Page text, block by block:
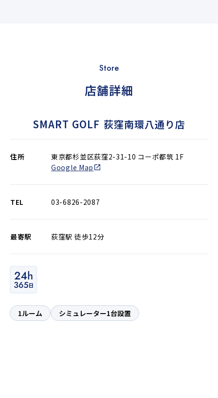
Store
店舗詳細
SMART GOLF 荻窪南環八通り店
住所
東京都杉並区荻窪2-31-10 コーポ都筑 1F
Google Map
TEL 03-6826-2087
最寄駅 荻窪駅 徒歩12分
1ルーム シミュレーター1台設置